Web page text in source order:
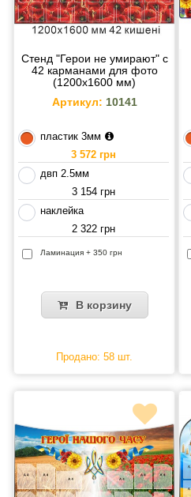
Стенд "Герои не умирают" с
42 карманами для фото
(1200х1600 мм)
Артикул: 10141
пластик 3мм
3 572 грн
двп 2.5мм
3 154 грн
наклейка
2 322 грн
Ламинация + 350 грн
В корзину
Продано: 58 шт.